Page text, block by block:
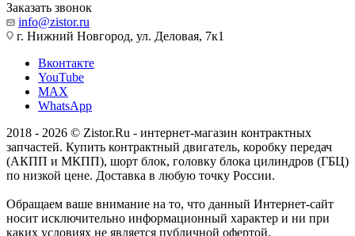
Заказать звонок
info@zistor.ru
г. Нижний Новгород, ул. Деловая, 7к1
Вконтакте
YouTube
MAX
WhatsApp
2018 - 2026 © Zistor.Ru - интернет-магазин контрактных
запчастей. Купить контрактный двигатель, коробку передач
(АКПП и МКПП), шорт блок, головку блока цилиндров (ГБЦ)
по низкой цене. Доставка в любую точку России.
Обращаем ваше внимание на то, что данный Интернет-сайт
носит исключительно информационный характер и ни при
каких условиях не является публичной офертой,